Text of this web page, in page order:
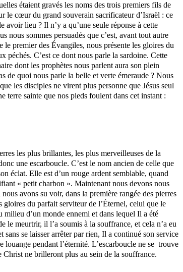
étaient gravés les noms des trois premiers fils de
le cœur du grand souverain sacrificateur d’Israël : ce
lieu ? Il n’y a qu’une seule réponse à cette
nous sommes persuadés que c’est, avant tout autre
premier des Évangiles, nous présente les gloires du
péchés. C’est ce dont nous parle la sardoine. Cette
dont les prophètes nous parlent aura son plein
de quoi nous parle la belle et verte émeraude ? Nous
les disciples ne virent plus personne que Jésus seul
sainte que nos pieds foulent dans cet instant :
les plus brillantes, les plus merveilleuses de la
une escarboucle. C’est le nom ancien de celle que
éclat. Elle est d’un rouge ardent semblable, quand
« petit charbon ». Maintenant nous devons nous
avons su voir, dans la première rangée des pierres
du parfait serviteur de l’Éternel, celui que le
milieu d’un monde ennemi et dans lequel Il a été
le meurtrir, il l’a soumis à la souffrance, et cela n’a eu
se laisser arrêter par rien, Il a continué son service
pendant l’éternité. L’escarboucle ne se trouve
ne brilleront plus au sein de la souffrance.